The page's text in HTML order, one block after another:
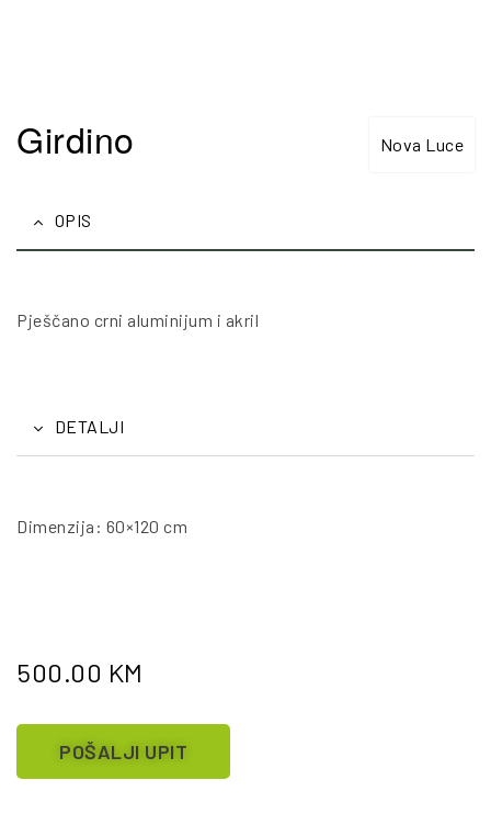
Nova Luce
Girdino
OPIS
Pješčano crni aluminijum i akril
DETALJI
Dimenzija: 60×120 cm
500.00 KM
POŠALJI UPIT